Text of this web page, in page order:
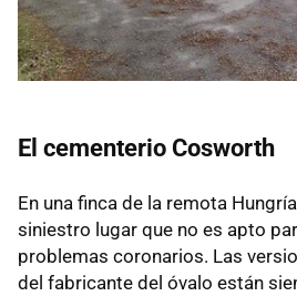
El cementerio Cosworth
En una finca de la remota
siniestro lugar que no es apto
problemas coronarios. Las
del fabricante del óvalo están